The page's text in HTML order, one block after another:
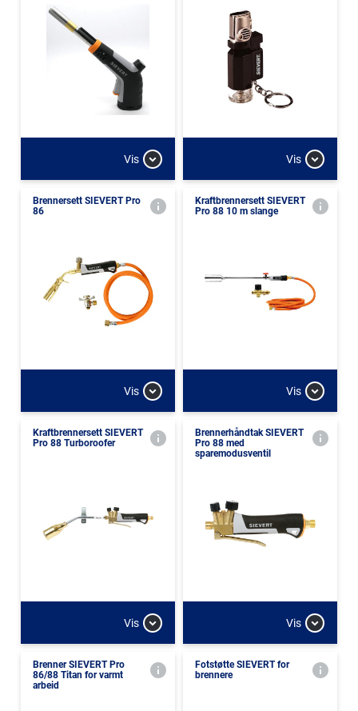
Vis Vis
Brennersett SIEVERT Pro
86
Vis
Kraftbrennersett SIEVERT
Pro 88 10 m slange
Vis
Kraftbrennersett SIEVERT
Pro 88 Turboroofer
Vis
Brennerhåndtak SIEVERT
Pro 88 med
sparemodusventil
Vis
Brenner SIEVERT Pro
86/88 Titan for varmt
arbeid
Fotstøtte SIEVERT for
brennere